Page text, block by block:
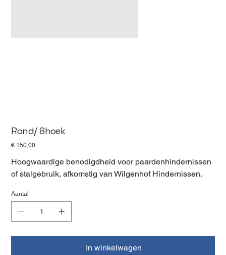
Rond/ 8hoek
Prijs
€ 150,00
Hoogwaardige benodigdheid voor paardenhindernissen
of stalgebruik, afkomstig van Wilgenhof Hindernissen.
Aantal
In winkelwagen